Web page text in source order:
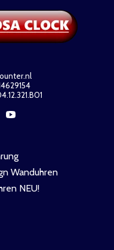
Wanduhren
NEU!